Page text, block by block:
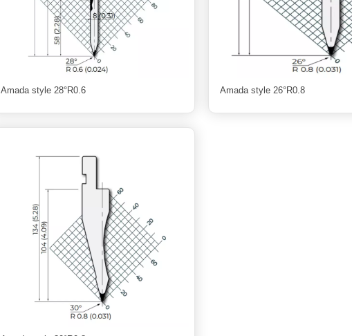
Amada style 28°R0.6 Amada style 26°R0.8